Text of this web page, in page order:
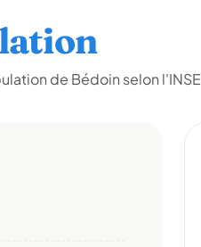
de Bédoin selon